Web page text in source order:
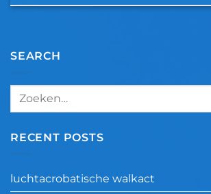
SEARCH
RECENT POSTS
luchtacrobatische walkact